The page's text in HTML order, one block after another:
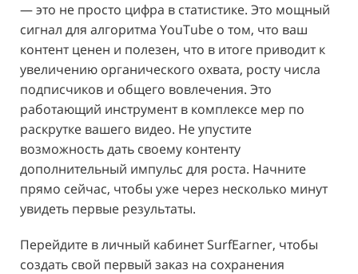
— это не просто цифра в статистике. Это мощный
сигнал для алгоритма YouTube о том, что ваш
контент ценен и полезен, что в итоге приводит к
увеличению органического охвата, росту числа
подписчиков и общего вовлечения. Это
работающий инструмент в комплексе мер по
раскрутке вашего видео. Не упустите
возможность дать своему контенту
дополнительный импульс для роста. Начните
прямо сейчас, чтобы уже через несколько минут
увидеть первые результаты.
Перейдите в личный кабинет SurfEarner, чтобы
создать свой первый заказ на сохранения